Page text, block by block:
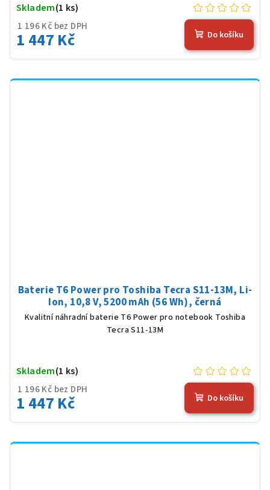
1 196 Kč bez DPH
1 447 Kč
Skladem(1 ks)
Do košíku
Baterie T6 Power pro Toshiba Tecra S11-13M, Li-
Ion, 10,8 V, 5200 mAh (56 Wh), černá
Kvalitní náhradní baterie T6 Power pro notebook Toshiba
Tecra S11-13M
1 196 Kč bez DPH
1 447 Kč
Skladem(1 ks)
Do košíku